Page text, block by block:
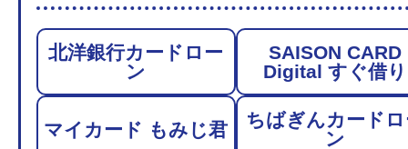
北洋銀行カードロー
ン
SAISON CARD
Digital すぐ借り
マイカード もみじ君
ちばぎんカード
ン